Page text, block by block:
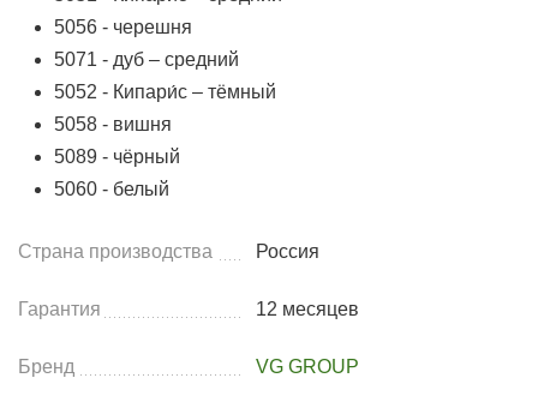
5056 - черешня
5071 - дуб – средний
5052 - Кипари́с – тёмный
5058 - вишня
5089 - чёрный
5060 - белый
Страна производства Россия
Гарантия 12 месяцев
Бренд VG GROUP